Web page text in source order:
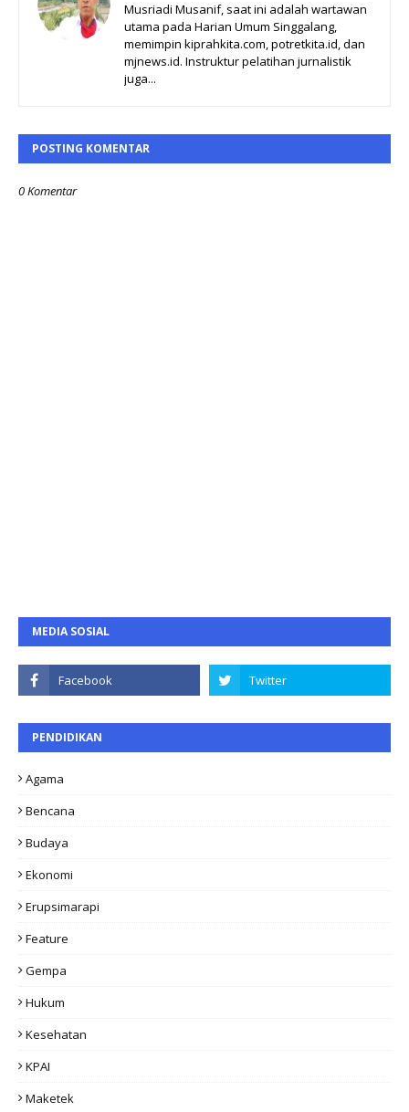
Musriadi Musanif, saat ini adalah wartawan
utama pada Harian Umum Singgalang,
memimpin kiprahkita.com, potretkita.id, dan
mjnews.id. Instruktur pelatihan jurnalistik
juga...
POSTING KOMENTAR
0 Komentar
MEDIA SOSIAL
PENDIDIKAN
Agama
Bencana
Budaya
Ekonomi
Erupsimarapi
Feature
Gempa
Hukum
Kesehatan
KPAI
Maketek